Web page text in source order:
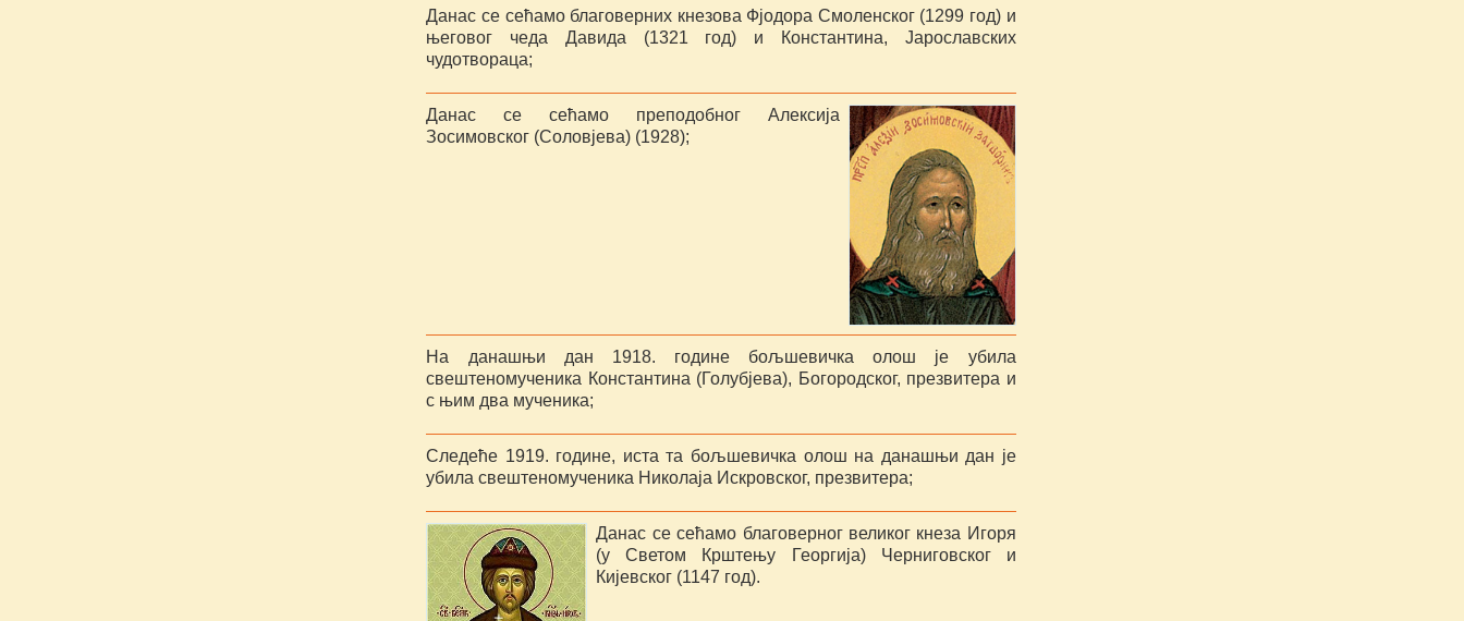
Данас се сећамо благоверних кнезова Фјодора Смоленског (1299 год) и
његовог чеда Давида (1321 год) и Константина, Јарославских
чудотвораца;
Данас се сећамо преподобног Алексија
Зосимовског (Соловјева) (1928);
На данашњи дан 1918. године бољшевичка олош је убила
свештеномученика Константина (Голубјева), Богородског, презвитера и
с њим два мученика;
Следеће 1919. године, иста та бољшевичка олош на данашњи дан је
убила свештеномученика Николаја Искровског, презвитера;
Данас се сећамо благоверног великог кнеза Игоря
(у Светом Крштењу Георгија) Черниговског и
Кијевског (1147 год).